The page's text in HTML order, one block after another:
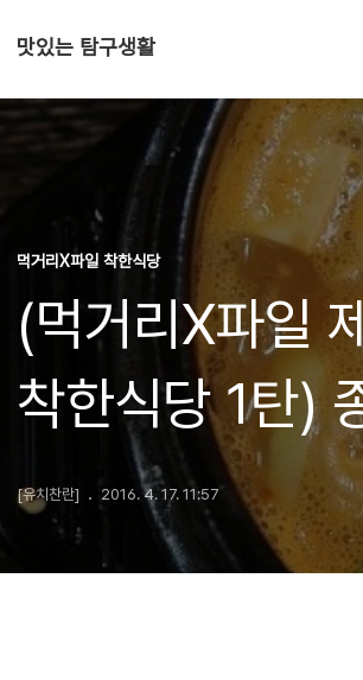
맛있는 탐구생활
먹거리X파일 착한식당
(먹거리X파일
착한식당 1탄)
집을 가봤더니
[유치찬란] 2016. 4. 17. 11:57